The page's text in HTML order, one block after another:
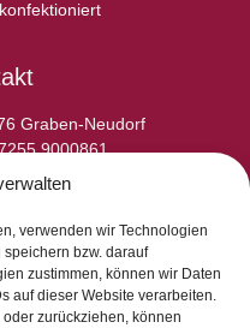
verwenden wir Technologien
bzw. darauf
zustimmen, können wir Daten
auf dieser Website verarbeiten.
zurückziehen, können
Graben-Neudorf
9000861
9000865